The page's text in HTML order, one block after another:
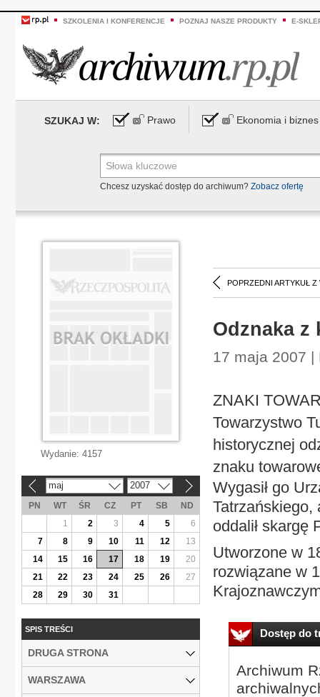
SZKOLENIA I KONFERENCJE POZNAJ NASZE PRODUKTY E-
SZUKAJ W: Prawo Ekonomia i biznes
Chcesz uzyskać dostęp do archiwum? Zobacz ofertę
POPRZEDNI ARTYKUŁ Z
Odznaka z
17 maja 2007 |
ZNAKI
Towarzystwo
historycznej
znaku
Wygasił go
Tatrzańskiego,
oddalił skargę
Utworzone w
rozwiązane w
Dostęp do
Archiwum
Wydanie: 4157
maj 2007
PN WT ŚR CZ PT SB
ND
1
2 3 4 5
6
7
8 9 10 11 12
13
14
15 16 17 18 19
20
21
22 23 24 25 26
27
28
29 30 31
SPIS TREŚCI
DRUGA STRONA
WARSZAWA